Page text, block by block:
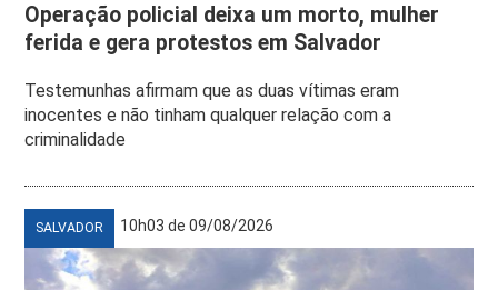
Operação policial deixa um morto, mulher
ferida e gera protestos em Salvador
Testemunhas afirmam que as duas vítimas eram
inocentes e não tinham qualquer relação com a
criminalidade
SALVADOR 10h03 de 09/08/2026